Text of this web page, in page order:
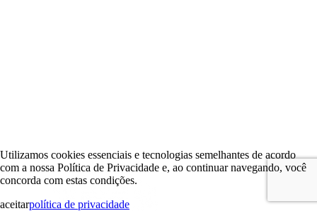
Utilizamos cookies essenciais e tecnologias semelhantes de acordo
com a nossa Política de Privacidade e, ao continuar navegando, você
concorda com estas condições.
aceitarpolítica de privacidade